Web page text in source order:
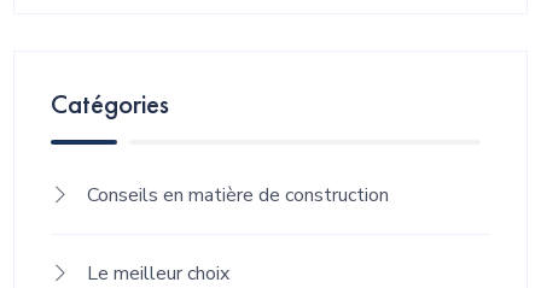
Catégories
Conseils en matière de construction
Le meilleur choix